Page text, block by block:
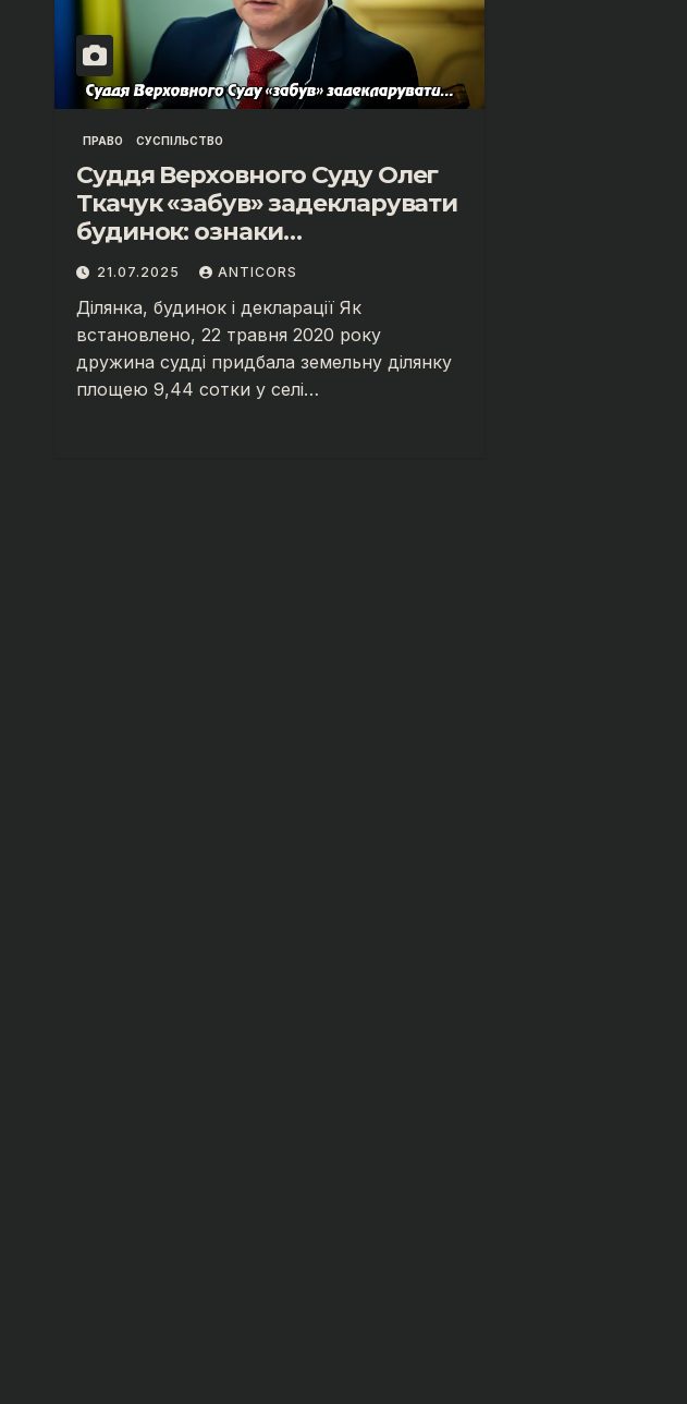
ПРАВО СУСПІЛЬСТВО
Суддя Верховного Суду Олег
Ткачук «забув» задекларувати
будинок: ознаки
кримінального
правопорушення?
21.07.2025 ANTICORS
Ділянка, будинок і декларації Як
встановлено, 22 травня 2020 року
дружина судді придбала земельну ділянку
площею 9,44 сотки у селі…